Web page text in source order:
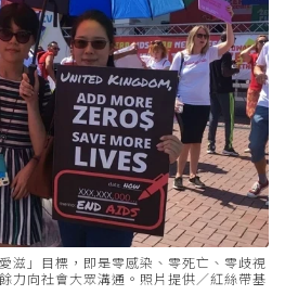
滋」目標，即是零感染、零死亡、零歧視
力向社會大眾溝通。照片提供／紅絲帶基